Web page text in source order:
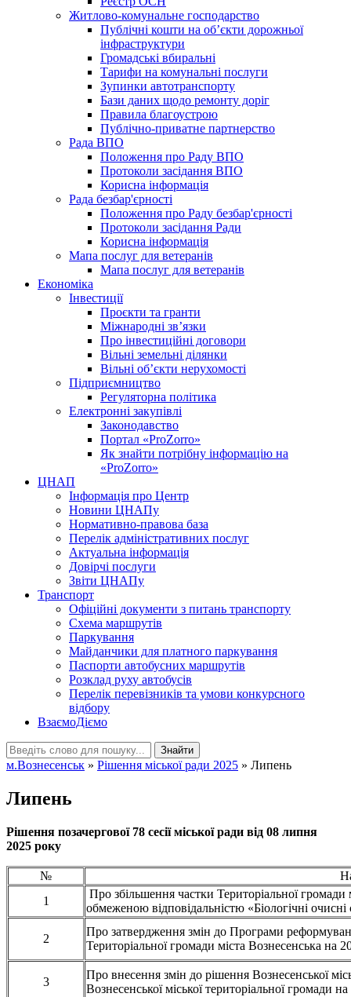
Житлово-комунальне господарство
Публічні кошти на об’єкти дорожньої
інфраструктури
Громадські вбиральні
Тарифи на комунальні послуги
Зупинки автотранспорту
Бази даних щодо ремонту доріг
Правила благоустрою
Публічно-приватне партнерство
Рада ВПО
Положення про Раду ВПО
Протоколи засідання ВПО
Корисна інформація
Рада безбар'єрності
Положення про Раду безбар'єрності
Протоколи засідання Ради
Корисна інформація
Мапа послуг для ветеранів
Мапа послуг для ветеранів
Економіка
Інвестиції
Проєкти та гранти
Міжнародні зв’язки
Про інвестиційні договори
Вільні земельні ділянки
Вільні об’єкти нерухомості
Підприємництво
Регуляторна політика
Електронні закупівлі
Законодавство
Портал «ProZorro»
Як знайти потрібну інформацію на
«ProZorro»
ЦНАП
Інформація про Центр
Новини ЦНАПу
Нормативно-правова база
Перелік адміністративних послуг
Актуальна інформація
Довірчі послуги
Звіти ЦНАПу
Транспорт
Офіційні документи з питань транспорту
Схема маршрутів
Паркування
Майданчики для платного паркування
Паспорти автобусних маршрутів
Розклад руху автобусів
Перелік перевізників та умови конкурсного
відбору
ВзаємоДіємо
Знайти
м.Вознесенськ » Рішення міської ради 2025 » Липень
Липень
Рішення позачергової 78 сесії міської ради від 08 липня
2025 року
№
1
Про збільшення частки Територіальної
обмеженою відповідальністю «Біологічні
2
Про затвердження змін до Програми
Територіальної громади міста Вознесенська на
3
Про внесення змін до рішення Вознесенської
Вознесенської міської територіальної громади